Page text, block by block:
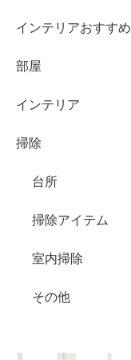
インテリアおすすめ
部屋
インテリア
掃除
台所
掃除アイテム
室内掃除
その他